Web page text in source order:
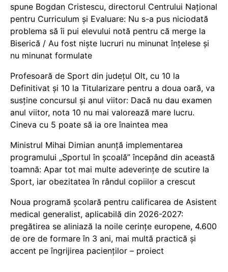
spune Bogdan Cristescu, directorul Centrului Național
pentru Curriculum și Evaluare: Nu s-a pus niciodată
problema să îi pui elevului notă pentru că merge la
Biserică / Au fost niște lucruri nu minunat înțelese și
nu minunat formulate
Profesoară de Sport din județul Olt, cu 10 la
Definitivat și 10 la Titularizare pentru a doua oară, va
susține concursul și anul viitor: Dacă nu dau examen
anul viitor, nota 10 nu mai valorează mare lucru.
Cineva cu 5 poate să ia ore înaintea mea
Ministrul Mihai Dimian anunță implementarea
programului „Sportul în școală” începând din această
toamnă: Apar tot mai multe adeverințe de scutire la
Sport, iar obezitatea în rândul copiilor a crescut
Noua programă școlară pentru calificarea de Asistent
medical generalist, aplicabilă din 2026-2027:
pregătirea se aliniază la noile cerințe europene, 4.600
de ore de formare în 3 ani, mai multă practică și
accent pe îngrijirea pacienților – proiect